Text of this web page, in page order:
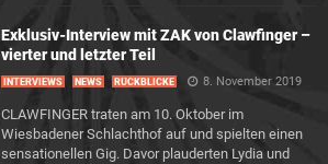
Exklusiv-Interview mit ZAK von Clawfinger –
vierter und letzter Teil
INTERVIEWS NEWS RÜCKBLICKE 8. November 2019
CLAWFINGER traten am 10. Oktober im
Wiesbadener Schlachthof auf und spielten einen
sensationellen Gig. Davor plauderten Lydia und